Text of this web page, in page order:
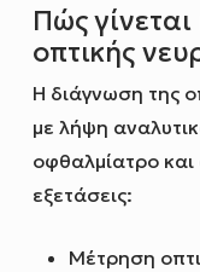
Πώς
οπτικής
Η διάγνωση της
με λήψη
οφθαλμίατρο και
εξετάσεις:
Μέτρηση